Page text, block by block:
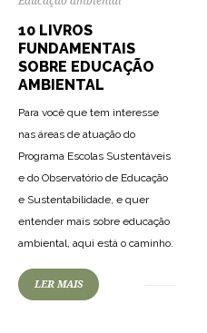
10 LIVROS
FUNDAMENTAIS
SOBRE EDUCAÇÃO
AMBIENTAL
Para você que tem interesse
nas áreas de atuação do
Programa Escolas Sustentáveis
e do Observatório de Educação
e Sustentabilidade, e quer
entender mais sobre educação
ambiental, aqui está o caminho.
LER MAIS